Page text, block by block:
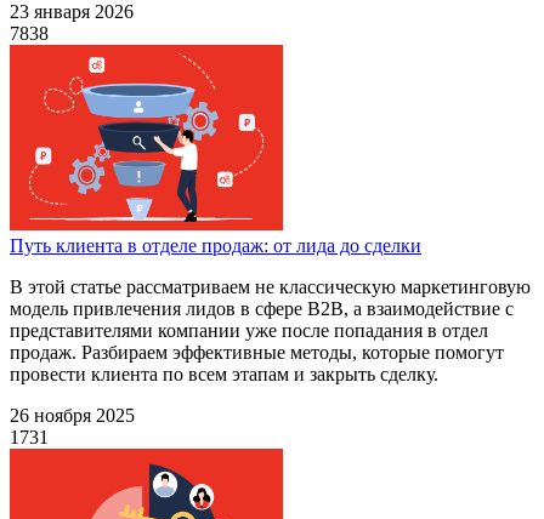
23 января 2026
7838
Путь клиента в отделе продаж: от лида до сделки
В этой статье рассматриваем не классическую маркетинговую
модель привлечения лидов в сфере B2B, а взаимодействие с
представителями компании уже после попадания в отдел
продаж. Разбираем эффективные методы, которые помогут
провести клиента по всем этапам и закрыть сделку.
26 ноября 2025
1731